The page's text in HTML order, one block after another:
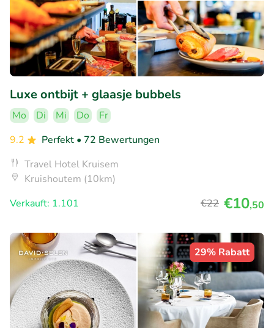
Luxe ontbijt + glaasje bubbels
Mo Di Mi Do
Fr
9.2
Perfekt • 72 Bewertungen
Travel Hotel Kruisem
Kruishoutem (10km)
Verkauft: 1.101
€22 €10,50
29% Rabatt